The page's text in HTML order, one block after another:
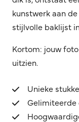
kunstwerk aan
stijlvolle baklijst
Kortom: jouw
uitzien.
Unieke